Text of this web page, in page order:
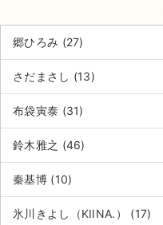
ご利用ガイド
ご利用ガイド
手数料・お支払い方法
AIに質問する
よくある質問
お知らせ
郷ひろみ (27)
さだまさし (13)
布袋寅泰 (31)
鈴木雅之 (46)
秦基博 (10)
氷川きよし（KIINA.） (17)